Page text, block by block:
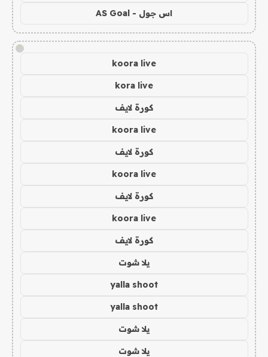
اس جول - AS Goal
!
koora live
kora live
كورة لايف
koora live
كورة لايف
koora live
كورة لايف
koora live
كورة لايف
يلا شوت
yalla shoot
yalla shoot
يلا شوت
يلا شوت